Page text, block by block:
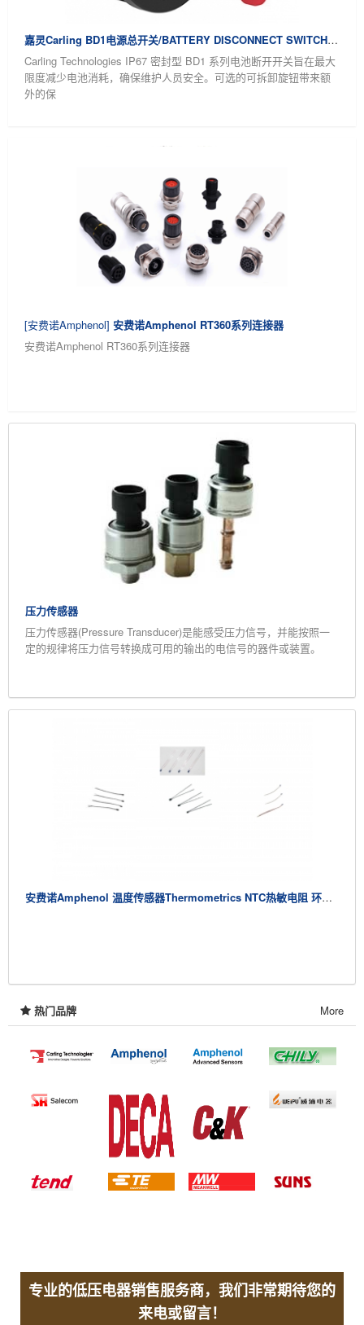
嘉灵Carling BD1电源总开关/BATTERY DISCONNECT SWITCHES
Carling Technologies IP67 密封型 BD1 系列电池断开开关旨在最大
限度减少电池消耗，确保维护人员安全。可选的可拆卸旋钮带来额
外的保
[安费诺Amphenol] 安费诺Amphenol RT360系列连接器
安费诺Amphenol RT360系列连接器
压力传感器
压力传感器(Pressure Transducer)是能感受压力信号，并能按照一
定的规律将压力信号转换成可用的输出的电信号的器件或装置。
安费诺Amphenol 温度传感器Thermometrics NTC热敏电阻 环氧封装可互换热敏电阻95型 环氧封装可互换热敏电阻SC型和环氧C100型 环氧NK型 ​
热门品牌 More
专业的低压电器销售服务商，我们非常期待您的
来电或留言！